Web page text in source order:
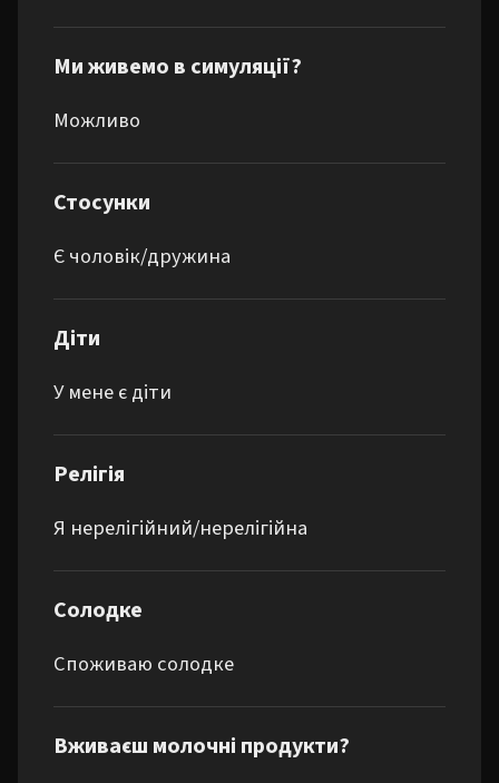
Ми живемо в симуляції?
Можливо
Стосунки
Є чоловік/дружина
Діти
У мене є діти
Релігія
Я нерелігійний/нерелігійна
Солодке
Споживаю солодке
Вживаєш молочні продукти?